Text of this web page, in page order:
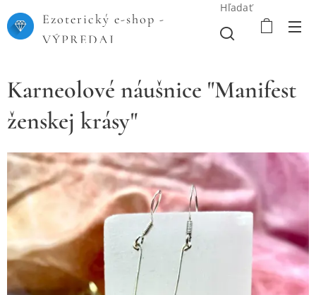
Ezoterický e-shop -
VÝPREDAJ
Hľadať
Karneolové náušnice "Manifest
ženskej krásy"